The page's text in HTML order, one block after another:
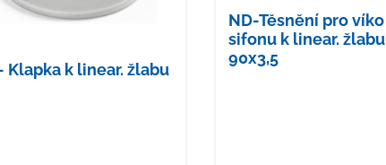
Klapka k linear. žlabu
ND-Těsnění pro víko
sifonu k linear. žlabu
90x3,5